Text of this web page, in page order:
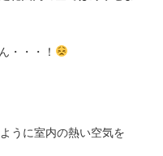
・・・！
うに室内の熱い空気を